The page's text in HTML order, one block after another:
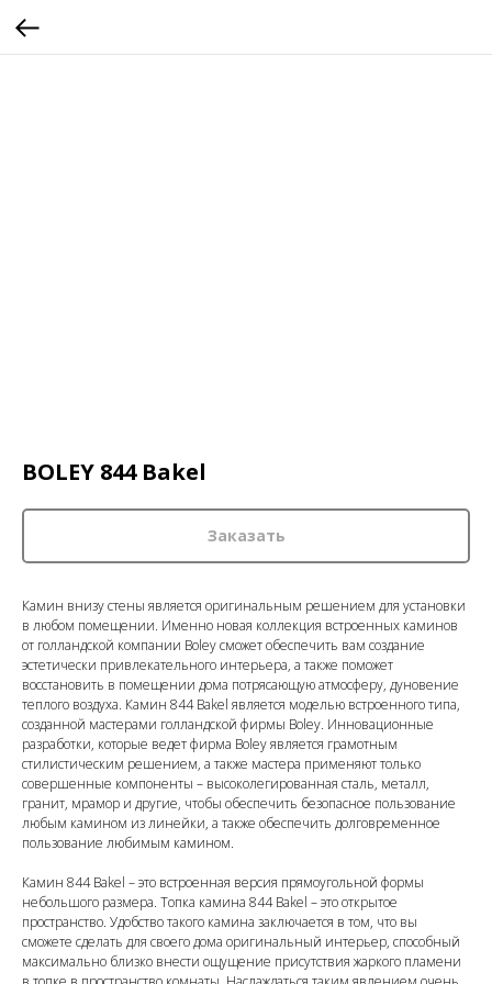
BOLEY 844 Bakel
Заказать
Камин внизу стены является оригинальным решением для установки
в любом помещении. Именно новая коллекция встроенных каминов
от голландской компании Boley сможет обеспечить вам создание
эстетически привлекательного интерьера, а также поможет
восстановить в помещении дома потрясающую атмосферу, дуновение
теплого воздуха. Камин 844 Bakel является моделью встроенного типа,
созданной мастерами голландской фирмы Boley. Инновационные
разработки, которые ведет фирма Boley является грамотным
стилистическим решением, а также мастера применяют только
совершенные компоненты – высоколегированная сталь, металл,
гранит, мрамор и другие, чтобы обеспечить безопасное пользование
любым камином из линейки, а также обеспечить долговременное
пользование любимым камином.
Камин 844 Bakel – это встроенная версия прямоугольной формы
небольшого размера. Топка камина 844 Bakel – это открытое
пространство. Удобство такого камина заключается в том, что вы
сможете сделать для своего дома оригинальный интерьер, способный
максимально близко внести ощущение присутствия жаркого пламени